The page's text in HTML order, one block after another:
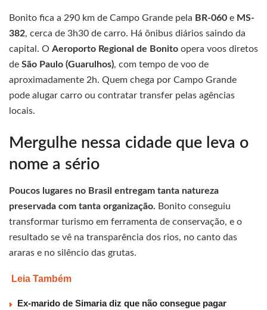
Bonito fica a 290 km de Campo Grande pela BR-060 e MS-
382, cerca de 3h30 de carro. Há ônibus diários saindo da
capital. O Aeroporto Regional de Bonito opera voos diretos
de São Paulo (Guarulhos), com tempo de voo de
aproximadamente 2h. Quem chega por Campo Grande
pode alugar carro ou contratar transfer pelas agências
locais.
Mergulhe nessa cidade que leva o
nome a sério
Poucos lugares no Brasil entregam tanta natureza
preservada com tanta organização. Bonito conseguiu
transformar turismo em ferramenta de conservação, e o
resultado se vê na transparência dos rios, no canto das
araras e no silêncio das grutas.
Leia Também
Ex-marido de Simaria diz que não consegue pagar